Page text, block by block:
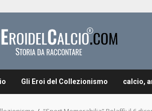
Gli Eroi del Collezionismo calcio,